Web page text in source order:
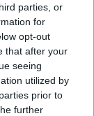
parties, or
for
opt-out
that after your
seeing
utilized by
prior to
further
les altes
del Castell
que
i